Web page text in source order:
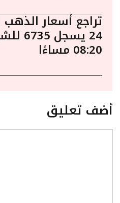
تراجع أسعار
24
08:20 مساءًا
أضف تعليق